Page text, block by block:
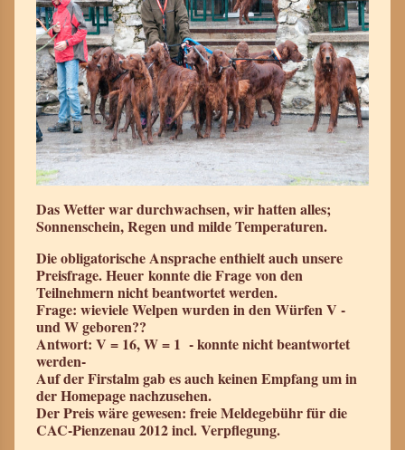
Das Wetter war durchwachsen, wir hatten alles;
Sonnenschein, Regen und milde Temperaturen.
Die obligatorische Ansprache enthielt auch unsere
Preisfrage. Heuer konnte die Frage von den
Teilnehmern nicht beantwortet werden.
Frage: wieviele Welpen wurden in den Würfen V -
und W geboren??
Antwort: V = 16, W = 1 - konnte nicht beantwortet
werden-
Auf der Firstalm gab es auch keinen Empfang um in
der Homepage nachzusehen.
Der Preis wäre gewesen: freie Meldegebühr für die
CAC-Pienzenau 2012 incl. Verpflegung.